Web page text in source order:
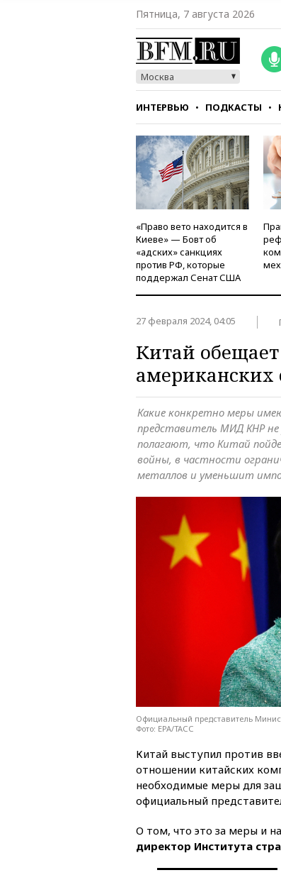
Пятница, 7 августа 2026
Москва
ИНТЕРВЬЮ ПОДКАСТЫ
СТИЛЬ ТЕСТЫ
«Право вето находится в
Киеве» — Бовт об
«адских» санкциях
против РФ, которые
поддержал Сенат США
27 февраля 2024, 04:05
Китай
американских
Какие конкретно меры
представитель МИД КНР
полагают, что Китай
войны, в частности
металлов и уменьшит
Официальный представитель
Фото: EPA/ТАСС
Китай выступил против
отношении китайских
необходимые меры для
официальный
О том, что это за меры и
директор Института